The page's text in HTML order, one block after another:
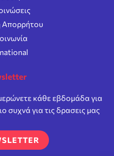
Απορρήτου
κάθε εβδομάδα για
συχνά για τις δρασεις μας